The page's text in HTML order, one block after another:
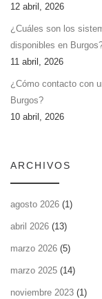
12 abril, 2026
¿Cuáles son los
disponibles en
11 abril, 2026
¿Cómo contacto con
Burgos?
10 abril, 2026
ARCHIVOS
agosto 2026 (1)
abril 2026 (13)
marzo 2026 (5)
marzo 2025 (14)
noviembre 2023 (1)